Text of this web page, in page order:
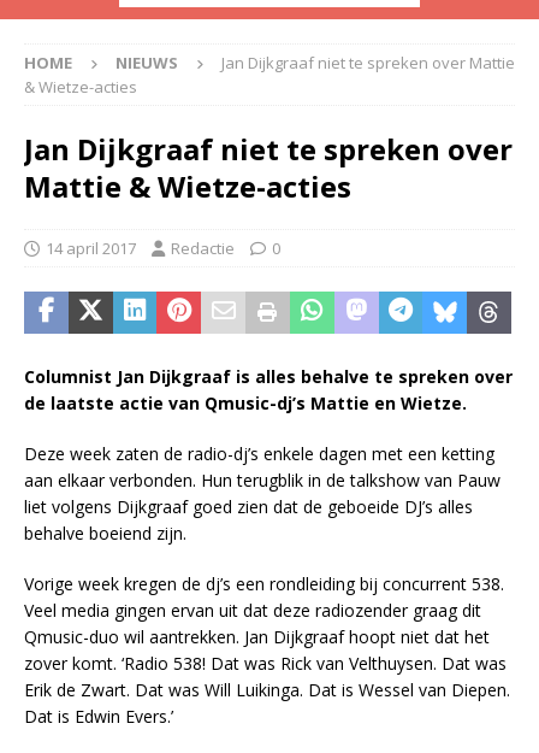
HOME NIEUWS
Jan Dijkgraaf niet te spreken over Mattie
& Wietze-acties
Jan Dijkgraaf niet te spreken over
Mattie & Wietze-acties
14 april 2017 Redactie 0
Columnist Jan Dijkgraaf is alles behalve te spreken over
de laatste actie van Qmusic-dj’s Mattie en Wietze.
Deze week zaten de radio-dj’s enkele dagen met een ketting
aan elkaar verbonden. Hun terugblik in de talkshow van Pauw
liet volgens Dijkgraaf goed zien dat de geboeide DJ’s alles
behalve boeiend zijn.
Vorige week kregen de dj’s een rondleiding bij concurrent 538.
Veel media gingen ervan uit dat deze radiozender graag dit
Qmusic-duo wil aantrekken. Jan Dijkgraaf hoopt niet dat het
zover komt. ‘Radio 538! Dat was Rick van Velthuysen. Dat was
Erik de Zwart. Dat was Will Luikinga. Dat is Wessel van Diepen.
Dat is Edwin Evers.’